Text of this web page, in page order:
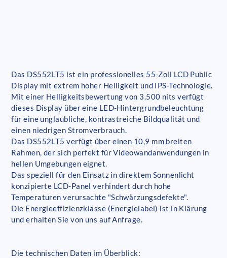
Das DS552LT5 ist ein professionelles 55-Zoll LCD Public
Display mit extrem hoher Helligkeit und IPS-Technologie.
Mit einer Helligkeitsbewertung von 3.500 nits verfügt
dieses Display über eine LED-Hintergrundbeleuchtung
für eine unglaubliche, kontrastreiche Bildqualität und
einen niedrigen Stromverbrauch.
Das DS552LT5 verfügt über einen 10,9 mm breiten
Rahmen, der sich perfekt für Videowandanwendungen in
hellen Umgebungen eignet.
Das speziell für den Einsatz in direktem Sonnenlicht
konzipierte LCD-Panel verhindert durch hohe
Temperaturen verursachte "Schwärzungsdefekte".
Die Energieeffizienzklasse (Energielabel) ist in Klärung
und erhalten Sie von uns auf Anfrage.
Die technischen Daten im Überblick: